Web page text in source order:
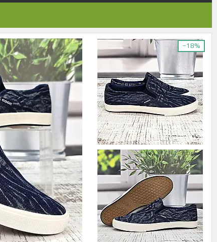
–18%